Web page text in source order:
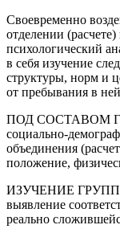
Своевременно
отделении
психологический
в себя изучение
структуры, норм и
от пребывания в
ПОД СОСТАВОМ
социально-
объединения
положение,
ИЗУЧЕНИЕ
выявление
реально